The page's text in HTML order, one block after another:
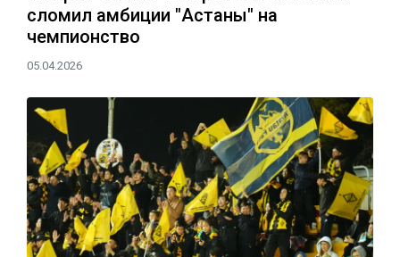
сломил амбиции "Астаны" на
чемпионство
05.04.2026